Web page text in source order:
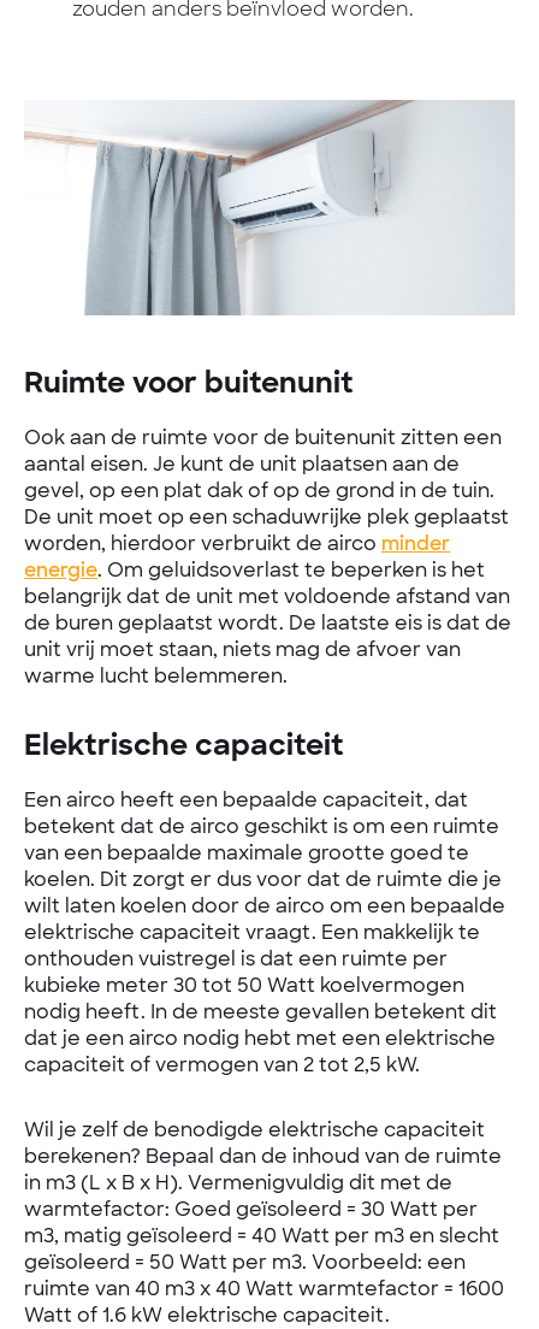
zouden anders beïnvloed worden.
Ruimte voor buitenunit
Ook aan de ruimte voor de buitenunit zitten een
aantal eisen. Je kunt de unit plaatsen aan de
gevel, op een plat dak of op de grond in de tuin.
De unit moet op een schaduwrijke plek geplaatst
worden, hierdoor verbruikt de airco minder
energie. Om geluidsoverlast te beperken is het
belangrijk dat de unit met voldoende afstand van
de buren geplaatst wordt. De laatste eis is dat de
unit vrij moet staan, niets mag de afvoer van
warme lucht belemmeren.
Elektrische capaciteit
Een airco heeft een bepaalde capaciteit, dat
betekent dat de airco geschikt is om een ruimte
van een bepaalde maximale grootte goed te
koelen. Dit zorgt er dus voor dat de ruimte die je
wilt laten koelen door de airco om een bepaalde
elektrische capaciteit vraagt. Een makkelijk te
onthouden vuistregel is dat een ruimte per
kubieke meter 30 tot 50 Watt koelvermogen
nodig heeft. In de meeste gevallen betekent dit
dat je een airco nodig hebt met een elektrische
capaciteit of vermogen van 2 tot 2,5 kW.
Wil je zelf de benodigde elektrische capaciteit
berekenen? Bepaal dan de inhoud van de ruimte
in m3 (L x B x H). Vermenigvuldig dit met de
warmtefactor: Goed geïsoleerd = 30 Watt per
m3, matig geïsoleerd = 40 Watt per m3 en slecht
geïsoleerd = 50 Watt per m3. Voorbeeld: een
ruimte van 40 m3 x 40 Watt warmtefactor = 1600
Watt of 1.6 kW elektrische capaciteit.